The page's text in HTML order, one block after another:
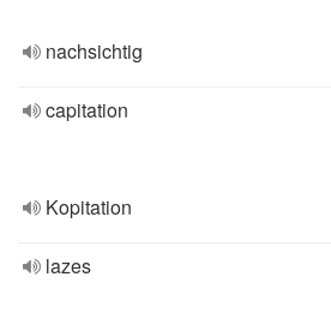
nachsichtig
capitation
Kopitation
lazes